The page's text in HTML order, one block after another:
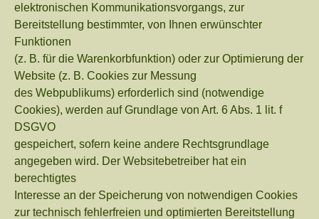
elektronischen Kommunikationsvorgangs, zur
Bereitstellung bestimmter, von Ihnen erwünschter
Funktionen
(z. B. für die Warenkorbfunktion) oder zur Optimierung der
Website (z. B. Cookies zur Messung
des Webpublikums) erforderlich sind (notwendige
Cookies), werden auf Grundlage von Art. 6 Abs. 1 lit. f
DSGVO
gespeichert, sofern keine andere Rechtsgrundlage
angegeben wird. Der Websitebetreiber hat ein
berechtigtes
Interesse an der Speicherung von notwendigen Cookies
zur technisch fehlerfreien und optimierten Bereitstellung